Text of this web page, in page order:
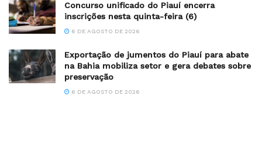
Concurso unificado do Piauí encerra
inscrições nesta quinta-feira (6)
6 DE AGOSTO DE 2026
Exportação de jumentos do Piauí para abate
na Bahia mobiliza setor e gera debates sobre
preservação
6 DE AGOSTO DE 2026